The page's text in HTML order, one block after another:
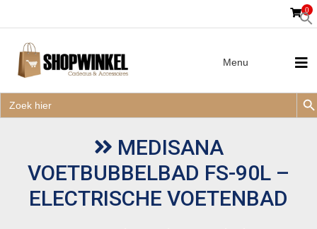
naar:
0
Zoek
naar:
Menu
MEDISANA
VOETBUBBELBAD FS-90L –
ELECTRISCHE VOETENBAD